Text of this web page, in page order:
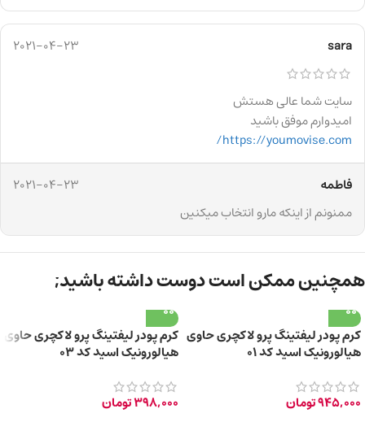
sara
2021-04-23
سایت شما عالی هستش
امیدوارم موفق باشید
https://youmovise.com/
فاطمه
2021-04-23
ممنونم از اینکه مارو انتخاب میکنین
همچنین ممکن است دوست داشته باشید;
کرم پودر لیفتینگ پرو لاکچری حاوی
هیالورونیک اسید کد 01
945,000تومان
کرم پودر لیفتینگ پرو لاکچری حاوی
هیالورونیک اسید کد 03
398,000تومان